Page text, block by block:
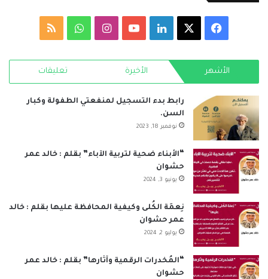
فيسبوك لينكدإن‫YouTubeانستقرامواتسابملخص
RSS الأشهر الأخيرة تعليقات
رابط بدء التسجيل لمنفعتي الطفولة وكبار
السن.
نوفمبر 18, 2023
“الأبناء ضحية لتربية الآباء” بقلم : خالد عمر
حشوان
يونيو 3, 2024
نِعمَة الكُلى وكيفية المحافظة عليها بقلم : خالد
عمر حشوان
يوليو 2, 2024
“المُخدرات الرقمية وآثارها” بقلم : خالد عمر
حشوان